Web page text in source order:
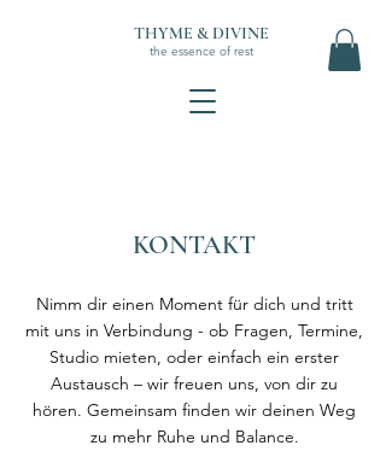
THYME & DIVINE
the essence of rest
KONTAKT
Nimm dir einen Moment für dich und tritt
mit uns in Verbindung - ob Fragen, Termine,
Studio mieten, oder einfach ein erster
Austausch – wir freuen uns, von dir zu
hören. Gemeinsam finden wir deinen Weg
zu mehr Ruhe und Balance.